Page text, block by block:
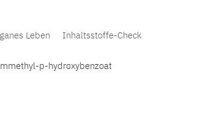
Leben Inhaltsstoffe-Check
p-hydroxybenzoat